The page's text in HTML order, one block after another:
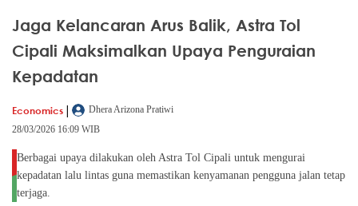
Jaga Kelancaran Arus Balik, Astra Tol
Cipali Maksimalkan Upaya Penguraian
Kepadatan
Economics |
Dhera Arizona Pratiwi
28/03/2026 16:09 WIB
Berbagai upaya dilakukan oleh Astra Tol Cipali untuk mengurai
kepadatan lalu lintas guna memastikan kenyamanan pengguna jalan tetap
terjaga.